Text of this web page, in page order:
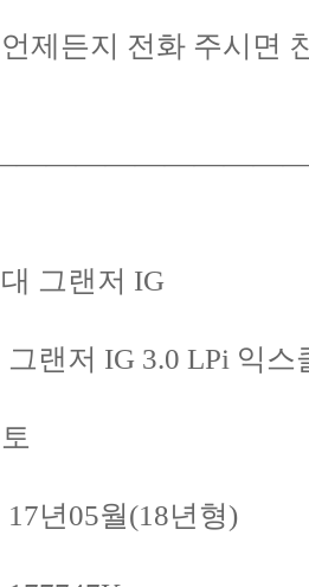
제든지 전화 주시면
그랜저 IG
랜저 IG 3.0 LPi 익스
년05월(18년형)